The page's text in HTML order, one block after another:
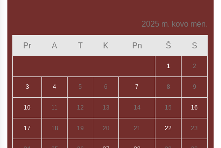
2025 m. kovo mėn.
Pr A T K Pn Š S
1 2
3 4 5 6 7 8 9
10 11 12 13 14 15 16
17 18 19 20 21 22 23